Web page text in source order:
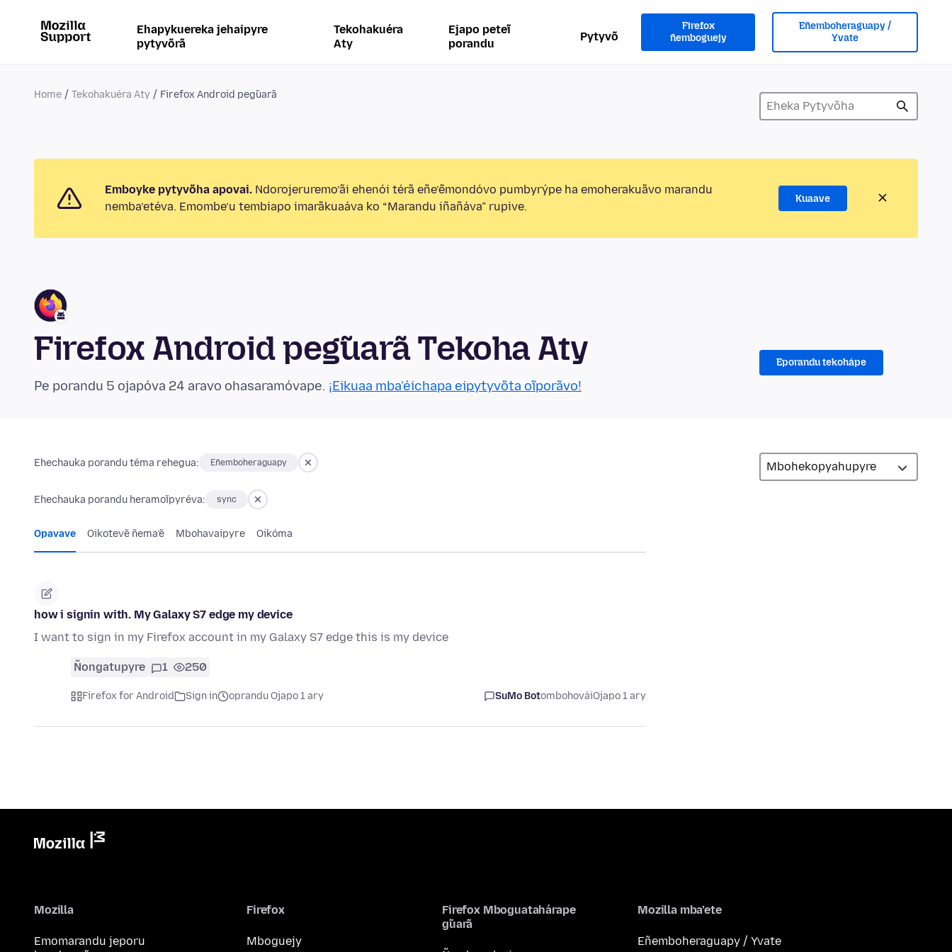
Ehapykuereka jehaipyre
pytyvõrã
Tekohakuéra
Aty
Ejapo peteĩ
porandu
Pytyvõ
Firefox
ñemboguejy
Eñemboheraguapy /
Yvate
Home Tekohakuéra Aty Firefox Android peg̃uarã
Emboyke pytyvõha apovai. Ndorojeruremo’ãi ehenói térã eñe’ẽmondóvo pumbyrýpe ha emoherakuãvo marandu
nemba’etéva. Emombe’u tembiapo imarãkuaáva ko “Marandu iñañáva” rupive.
Kuaave
Firefox Android peg̃uarã Tekoha Aty
Pe porandu 5 ojapóva 24 aravo ohasaramóvape. ¡Eikuaa mba’éichapa eipytyvõta oĩporãvo!
Eporandu tekohápe
Ehechauka porandu téma rehegua: Eñemboheraguapy
Ehechauka porandu heramoĩpyréva: sync
Opavave Oikotevẽ ñema’ẽ Mbohavaipyre Oikóma
how i signin with. My Galaxy S7 edge my device
I want to sign in my Firefox account in my Galaxy S7 edge this is my device
Ñongatupyre 1 250
Firefox for Android Sign in oprandu Ojapo 1 ary SuMo BotombohováiOjapo 1 ary
Mozilla
Emomarandu jeporu
Firefox
Mboguejy
Firefox Mboguatahárape
g̃uarã
Mozilla mba’ete
Eñemboheraguapy / Yvate